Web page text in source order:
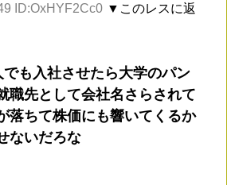
ID:OxHYF2Cc0 ▼このレスに返
も入社させたら大学のパン
職先として会社名さらされて
落ちて株価にも響いてくるか
ないだろな